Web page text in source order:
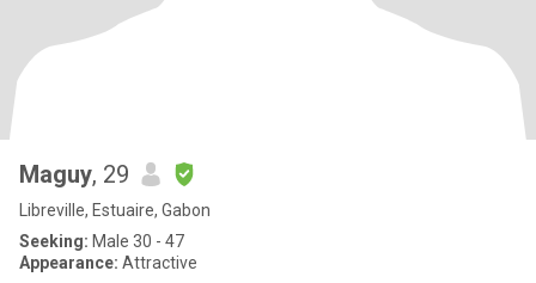
Maguy, 29
Libreville, Estuaire, Gabon
Seeking: Male 30 - 47
Appearance: Attractive